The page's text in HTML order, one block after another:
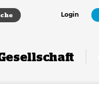
Login